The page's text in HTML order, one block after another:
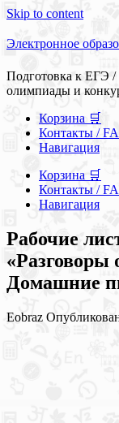
Skip to content
Электронное
Подготовка к
олимпиады и
Корзина 🛒
Контакты /
Навигация
Корзина 🛒
Контакты /
Навигация
Рабочие
«Разговоры
Домашние
Eobraz